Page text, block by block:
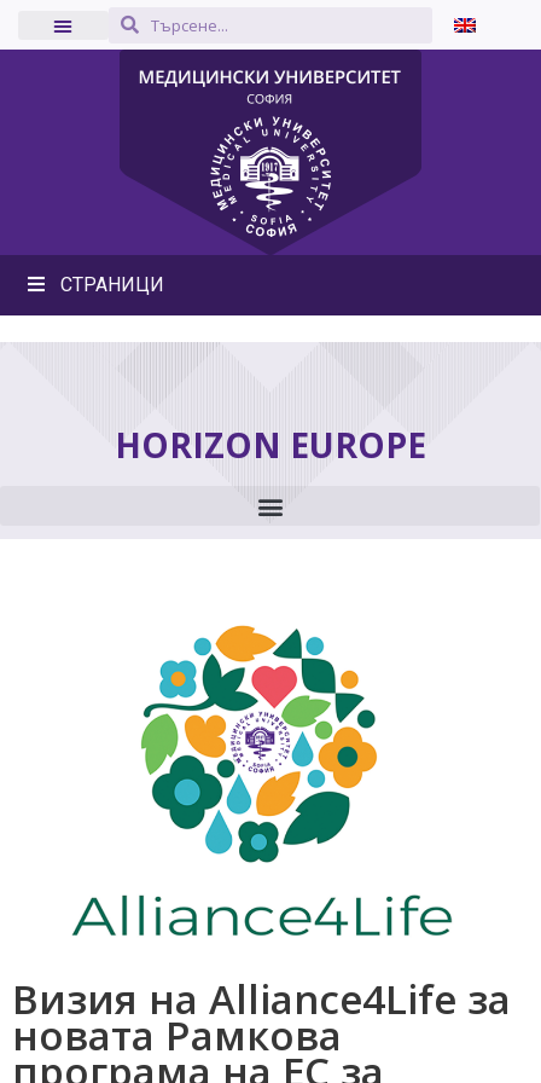
СТРАНИЦИ
HORIZON EUROPE
Визия на Alliance4Life за
новата Рамкова
програма на ЕС за